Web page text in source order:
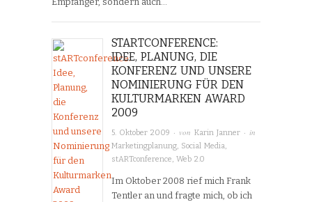
STARTCONFERENCE:
IDEE, PLANUNG, DIE
KONFERENZ UND UNSERE
NOMINIERUNG FÜR DEN
KULTURMARKEN AWARD
2009
5. Oktober 2009 · vonKarin Janner · in
Marketingplanung, Social Media,
stARTconference,Web 2.0
Im Oktober 2008 rief mich Frank
Tentler an und fragte mich, ob ich